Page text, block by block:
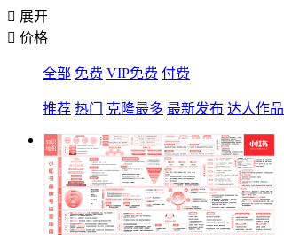
 展开
 价格
全部 免费 VIP免费 付费
推荐 热门 克隆最多 最新发布 达人作品